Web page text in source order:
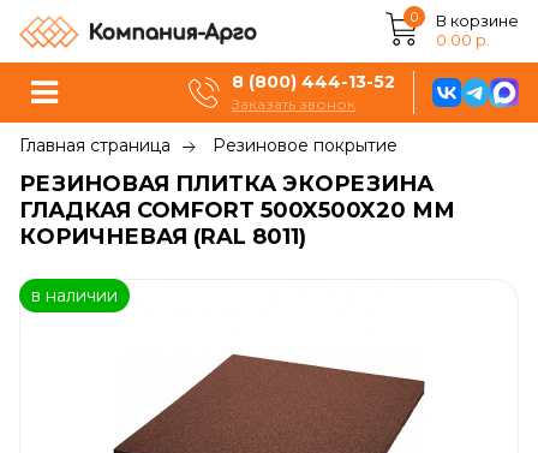
0
В корзине
0.00 р.
8 (800) 444-13-52
Заказать звонок
Главная страница Резиновое покрытие
РЕЗИНОВАЯ ПЛИТКА ЭКОРЕЗИНА
ГЛАДКАЯ COMFORT 500X500X20 ММ
КОРИЧНЕВАЯ (RAL 8011)
в наличии